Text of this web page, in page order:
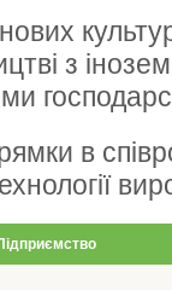
з
в